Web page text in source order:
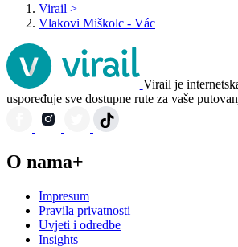
Virail >
Vlakovi Miškolc - Vác
Virail je
uspoređuje sve dostupne rute za vaše
O nama+
Impresum
Pravila privatnosti
Uvjeti i odredbe
Insights